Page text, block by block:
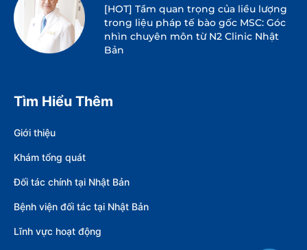
[HOT] Tầm quan trọng của liều lượng
trong liệu pháp tế bào gốc MSC: Góc
nhìn chuyên môn từ N2 Clinic Nhật
Bản
Tìm Hiểu Thêm
Giới thiệu
Khám tổng quát
Đối tác chính tại Nhật Bản
Bệnh viện đối tác tại Nhật Bản
Lĩnh vực hoạt động